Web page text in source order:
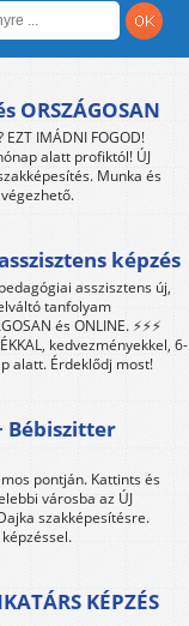
IMÁDNI FOGOD!
alatt profiktól! ÚJ
Munka és
képzés
asszisztens új,
tanfolyam
és ONLINE. ⚡⚡⚡
kedvezményekkel, 6-
alatt. Érdeklődj most!
Bébiszitter
pontján. Kattints és
városba az ÚJ
szakképesítésre.
KÉPZÉS